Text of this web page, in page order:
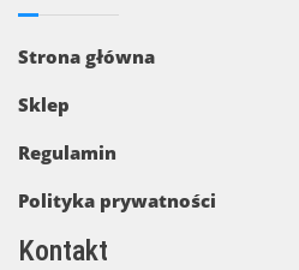
Strona główna
Sklep
Regulamin
Polityka prywatności
Kontakt